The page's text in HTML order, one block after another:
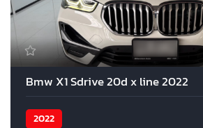
Bmw X1 Sdrive 20d x line 2022
2022